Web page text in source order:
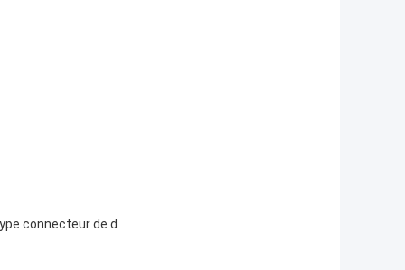
connecteur de d